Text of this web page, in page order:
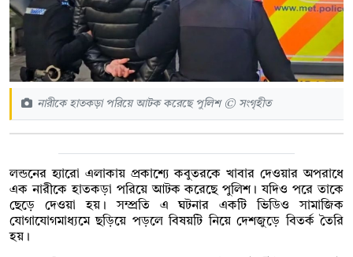
নারীকে হাতকড়া পরিয়ে আটক করেছে পুলিশ © সংগৃহীত
লন্ডনের হ্যারো এলাকায় প্রকাশ্যে কবুতরকে খাবার দেওয়ার অপরাধে
এক নারীকে হাতকড়া পরিয়ে আটক করেছে পুলিশ। যদিও পরে তাকে
ছেড়ে দেওয়া হয়। সম্প্রতি এ ঘটনার একটি ভিডিও সামাজিক
যোগাযোগমাধ্যমে ছড়িয়ে পড়লে বিষয়টি নিয়ে দেশজুড়ে বিতর্ক তৈরি
হয়।